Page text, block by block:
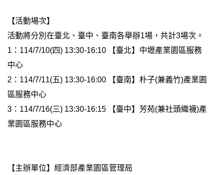
【活動場次】
活動將分別在臺北、臺中、臺南各舉辦1場，共計3場次。
1：114/7/10(四) 13:30-16:10 【臺北】中壢產業園區服務
中心
2：114/7/11(五) 13:30-16:00 【臺南】朴子(兼義竹)產業園
區服務中心
3：114/7/16(三) 13:30-16:15 【臺中】芳苑(兼社頭織襪)產
業園區服務中心
【主辦單位】經濟部產業園區管理局